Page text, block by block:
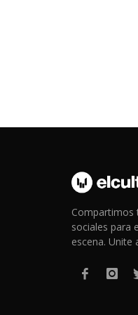
Compartimos
sociales para
escena. Unite